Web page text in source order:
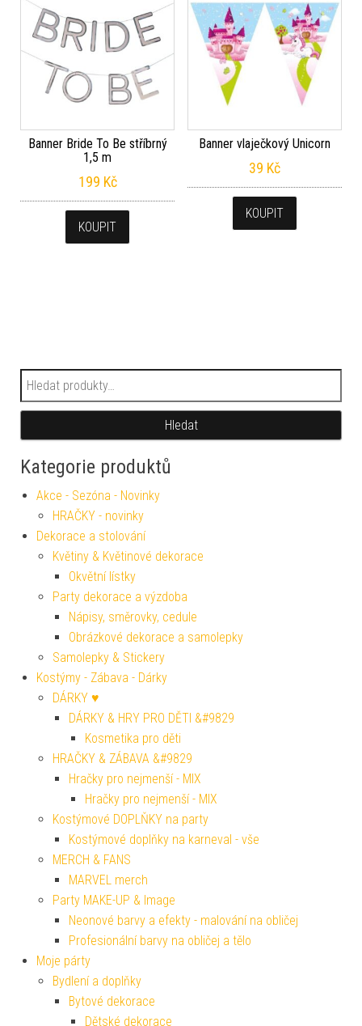
Banner Bride To Be stříbrný
1,5 m
199 Kč
KOUPIT
Banner vlaječkový Unicorn
39 Kč
KOUPIT
Hledat:
Hledat
Kategorie produktů
Akce - Sezóna - Novinky
HRAČKY - novinky
Dekorace a stolování
Květiny & Květinové dekorace
Okvětní lístky
Party dekorace a výzdoba
Nápisy, směrovky, cedule
Obrázkové dekorace a samolepky
Samolepky & Stickery
Kostýmy - Zábava - Dárky
DÁRKY ♥
DÁRKY & HRY PRO DĚTI &#9829
Kosmetika pro děti
HRAČKY & ZÁBAVA &#9829
Hračky pro nejmenší - MIX
Hračky pro nejmenší - MIX
Kostýmové DOPLŇKY na party
Kostýmové doplňky na karneval - vše
MERCH & FANS
MARVEL merch
Party MAKE-UP & Image
Neonové barvy a efekty - malování na obličej
Profesionální barvy na obličej a tělo
Moje párty
Bydlení a doplňky
Bytové dekorace
Dětské dekorace